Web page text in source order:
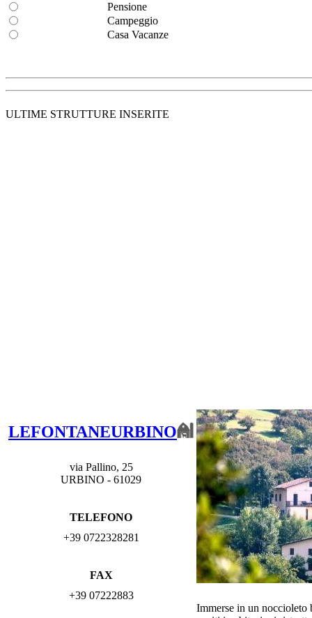
Pensione
Campeggio
Casa Vacanze
ULTIME STRUTTURE INSERITE
LEFONTANEURBINO
via Pallino, 25
URBINO - 61029
TELEFONO
+39 0722328281
FAX
+39 07222883
Immerse in un